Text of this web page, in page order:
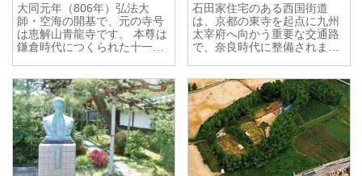
大同元年（806年）弘法大
師・空海の開基で、元の寺号
は恵解山青龍寺です。 本尊は
鎌倉時代につくられた十一…
石田家住宅のある西国街道
は、京都の東寺を起点に九州
太宰府へ向かう重要な交通路
で、奈良時代に整備されま…